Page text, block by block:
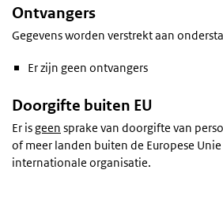
Ontvangers
Gegevens worden verstrekt aan
Er zijn geen ontvangers
Doorgifte buiten EU
Er isgeen sprake van doorgifte van
of meer landen buiten de Europese
internationale organisatie.